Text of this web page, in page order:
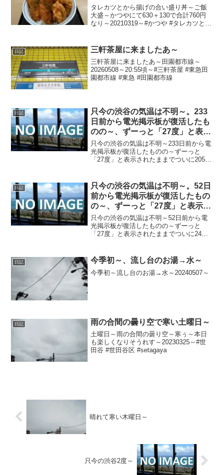
タレカツとから揚げの合い盛り丼～ご飯
大盛～かつやにて630＋130で合計760円
なり～20210319～#かつや #タレカツとか
大盛
日記 三軒茶屋に来ましたあ～
三軒茶屋に来ましたあ～田園都市線～
20260508～20:55頃～#三軒茶屋 #東急田
園都市線 #東急 #田園都市線
日記
只今の渋谷の気温は不明～。233
日前から電光掲示板が復活したも
のの～、ずーっと「27度」と表示
されたままで、ついに205日前か
ら電源オフ状態に～
只今の渋谷の気温は不明～233日前から電
光掲示板が復活したものの～ずーっと
「27度」と表示されたままでついに205日
#shibuya #気温
日記
只今の渋谷の気温は不明～。52日
前から電光掲示板が復活したもの
の～、ずーっと「27度」と表示さ
れたままで、ついに24日前から電
源オフ状態に～
只今の渋谷の気温は不明～52日前から電
光掲示板が復活したものの～ずーっと
「27度」と表示されたままでついに24日
20211022～#渋谷 #shibuya #気温
日記 今季初～、流し台のお湯→水～
今季初～流し台のお湯→水～20240507～
日記 雨の合間の曇り空で寒い土曜日～
土曜日～雨の合間の曇り空～寒ぅ～本日
も楽しくなりそうれす～20230325～#世
田谷 #世田谷区 #setagaya
晴れて寒い木曜日～
只今の渋谷2度～